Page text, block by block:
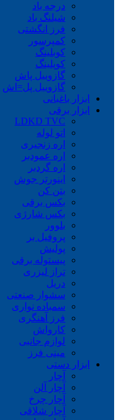
درجه باد
شیلنگ باد
فرز انگشتی
کمپرسور
کوبلینگ
کوپلینگ
گازوییل پاش
گازوییل پل=اش
ابزار باغبانی
ابزار برقی
LDKD TVC
اتو لوله
اره زنجیری
اره عمودبر
اره گردبر
اینورتر جوش
بتن کن
بکس برقی
بکس شارژی
بلوور
پروفیل بر
پولیش
پیستوله برقی
تراز لیزری
دریل
سشوار صنعتی
سمباده نواری
فرز آهنگری
کارواش
لوازم جانبی
مینی فرز
ابزار دستی
آچار
آچار آلن
آچار چرخ
آچار شلاقی